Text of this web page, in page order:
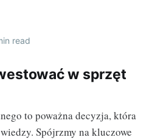
read
w sprzęt
to poważna decyzja, która
Spójrzmy na kluczowe